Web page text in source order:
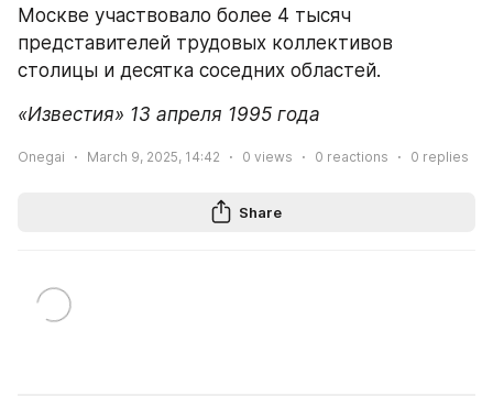
Москве участвовало более 4 тысяч
представителей трудовых коллективов
столицы и десятка соседних областей.
«Известия» 13 апреля 1995 года
Onegai March 9, 2025, 14:42 0 views 0 reactions 0 replies
Share